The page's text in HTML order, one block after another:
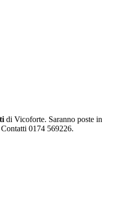
di Vicoforte. Saranno poste in
0174 569226.